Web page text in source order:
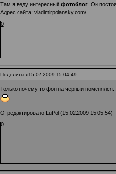
Там я веду интересный фотоблог. Он
Адрес сайта: vladimirpolansky.com/
0
Поделиться15.02.2009 15:04:49
Только почему-то фон на черный поменялся...
Отредактировано LuPol (15.02.2009 15:05:54)
0